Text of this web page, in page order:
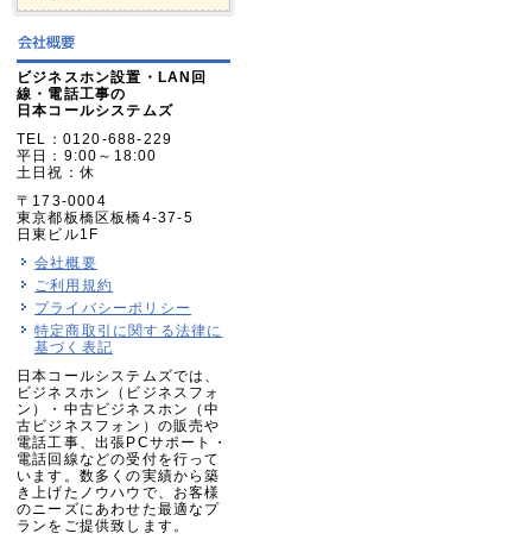
ビジネスホン設置・LAN回
線・電話工事の
日本コールシステムズ
TEL：0120-688-229
平日：9:00～18:00
土日祝：休
〒173-0004
東京都板橋区板橋4-37-5
日東ビル1F
会社概要
ご利用規約
プライバシーポリシー
特定商取引に関する法律に
基づく表記
日本コールシステムズでは、
ビジネスホン（ビジネスフォ
ン）・中古ビジネスホン（中
古ビジネスフォン）の販売や
電話工事、出張PCサポート・
電話回線などの受付を行って
います。数多くの実績から築
き上げたノウハウで、お客様
のニーズにあわせた最適なプ
ランをご提供致します。